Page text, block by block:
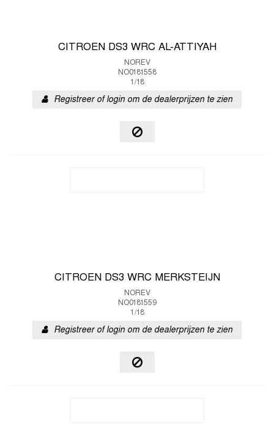
CITROEN DS3 WRC AL-ATTIYAH
NOREV
NO0181558
1/18
Registreer of login om de dealerprijzen te zien
CITROEN DS3 WRC MERKSTEIJN
NOREV
NO0181559
1/18
Registreer of login om de dealerprijzen te zien